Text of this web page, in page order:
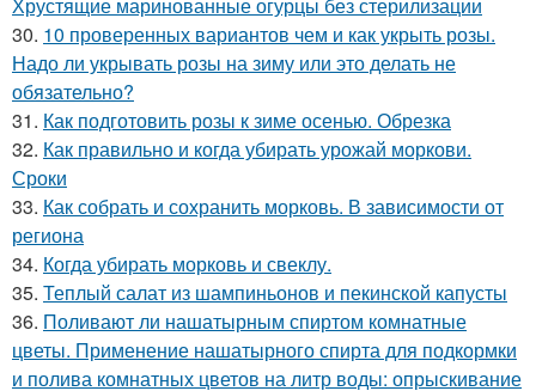
30. 10 проверенных вариантов чем и как укрыть розы.
Надо ли укрывать розы на зиму или это делать не
обязательно?
31. Как подготовить розы к зиме осенью. Обрезка
32. Как правильно и когда убирать урожай моркови.
Сроки
33. Как собрать и сохранить морковь. В зависимости от
региона
34. Когда убирать морковь и свеклу.
35. Теплый салат из шампиньонов и пекинской капусты
36. Поливают ли нашатырным спиртом комнатные
цветы. Применение нашатырного спирта для подкормки
и полива комнатных цветов на литр воды: опрыскивание